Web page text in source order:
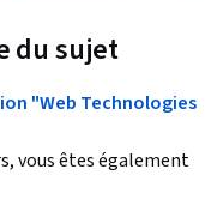
du sujet
"Web Technologies
vous êtes également